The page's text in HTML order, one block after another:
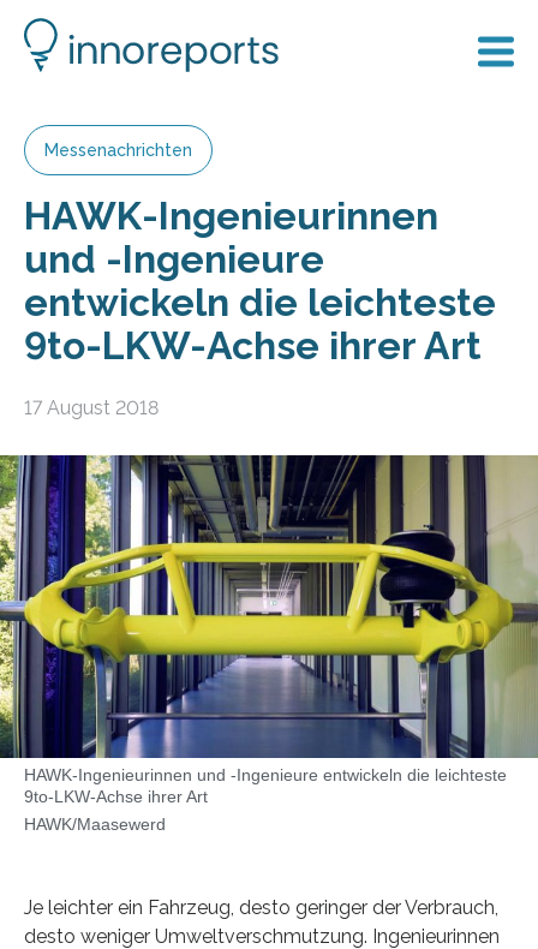
Messenachrichten
HAWK-Ingenieurinnen
und -Ingenieure
entwickeln die leichteste
9to-LKW-Achse ihrer Art
17 August 2018
HAWK-Ingenieurinnen und -Ingenieure entwickeln die leichteste
9to-LKW-Achse ihrer Art
HAWK/Maasewerd
Je leichter ein Fahrzeug, desto geringer der Verbrauch,
desto weniger Umweltverschmutzung. Ingenieurinnen